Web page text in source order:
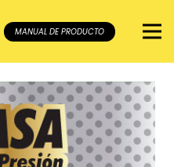
MANUAL DE PRODUCTO